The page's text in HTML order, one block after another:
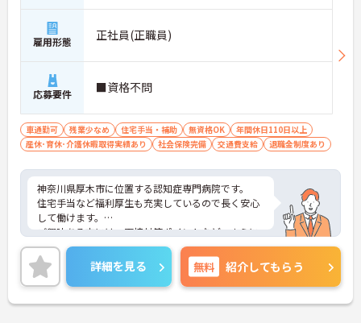
雇用形態 正社員(正職員)
応募要件 ■資格不問
車通勤可 残業少なめ 住宅手当・補助 無資格OK
年間休日110日以上
産休･育休･介護休暇取得実績あり
社会保険完備 交通費支給 退職金制度あり
神奈川県厚木市に位置する認知症専門病院です。
住宅手当など福利厚生も充実しているので長く安心
して働けます。
ご興味ある方には、面接対策ポイントなど、さらに
詳細をお話しいたしますのでお気軽にご相談くださ
い。
詳細を見る 無料 紹介してもらう